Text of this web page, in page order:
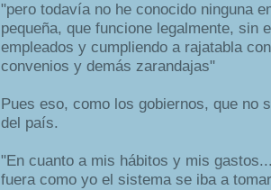
"pero todavía no he conocido ninguna
pequeña, que funcione legalmente, sin
empleados y cumpliendo a rajatabla
convenios y demás zarandajas"
Pues eso, como los gobiernos, que no
del país.
"En cuanto a mis hábitos y mis
fuera como yo el sistema se iba a